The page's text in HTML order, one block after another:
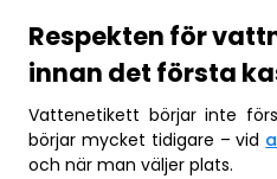
Respekten för
innan det första
Vattenetikett börjar inte
börjar mycket tidigare – vid
och när man väljer plats.